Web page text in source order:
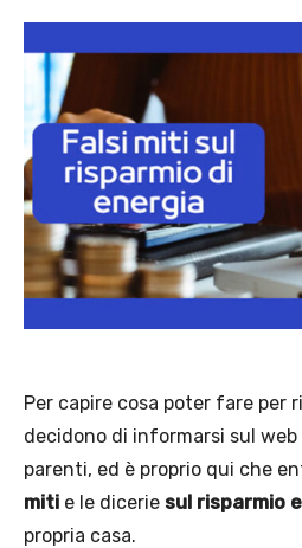
Per capire cosa poter fare per
decidono di informarsi sul
parenti, ed è proprio qui che
miti e le dicerie sul risparmio
propria casa.